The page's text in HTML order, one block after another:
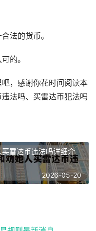
法的货币。
的。
，感谢你花时间阅读本
法吗、买雷达币犯法吗
雷达币违法吗详细介
2026-05-20